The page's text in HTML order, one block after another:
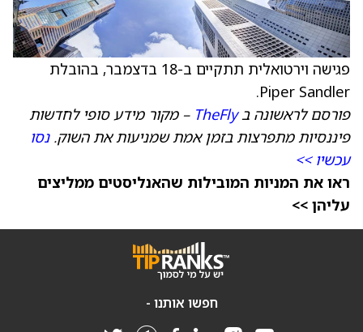
פגישה וירטואלית תתקיים ב-18 בדצמבר, בהובלת
Piper Sandler.
פורסם לראשונה בTheFly – מקור מידע סופי לחדשות
פיננסיות מתפרצות בזמן אמת שמניעות את השוק.נסו
עכשיו >>
ראו את המניות המובילות שהאנליסטים ממליצים
עליהן >>
חפשו אותנו -